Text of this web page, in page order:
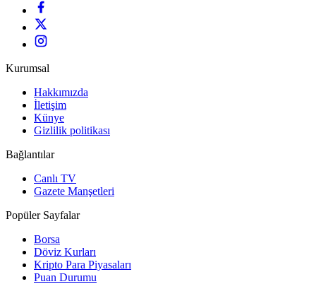
Kurumsal
Hakkımızda
İletişim
Künye
Gizlilik politikası
Bağlantılar
Canlı TV
Gazete Manşetleri
Popüler Sayfalar
Borsa
Döviz Kurları
Kripto Para Piyasaları
Puan Durumu